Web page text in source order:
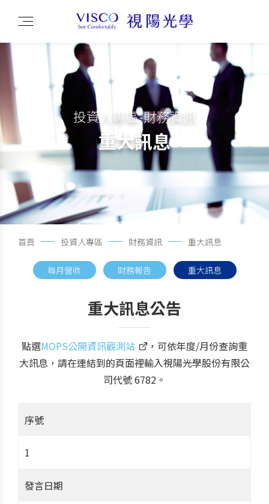
投資人專區-財務資訊
重大訊息
首頁 投資人專區 財務資訊 重大訊息
每月營收 財務報告 重大訊息
重大訊息公告
點選MOPS公開資訊觀測站
，可依年度/月份查詢重
大訊息，請在連結到的頁面裡輸入視陽光學股份有限公
司代號 6782。
序號
1
發言日期